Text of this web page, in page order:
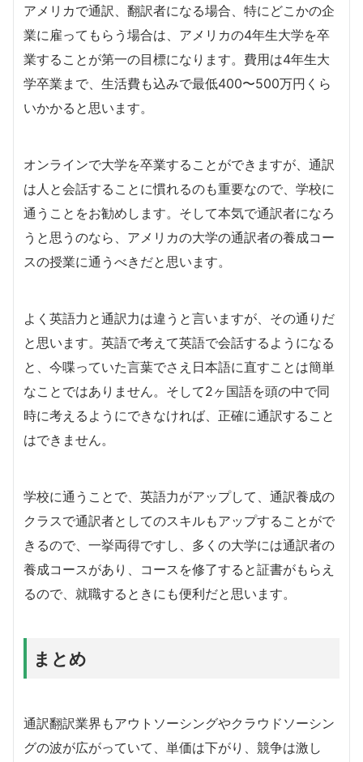
アメリカで通訳、翻訳者になる場合、特にどこかの企
業に雇ってもらう場合は、アメリカの4年生大学を卒
業することが第一の目標になります。費用は4年生大
学卒業まで、生活費も込みで最低400〜500万円くら
いかかると思います。
オンラインで大学を卒業することができますが、通訳
は人と会話することに慣れるのも重要なので、学校に
通うことをお勧めします。そして本気で通訳者になろ
うと思うのなら、アメリカの大学の通訳者の養成コー
スの授業に通うべきだと思います。
よく英語力と通訳力は違うと言いますが、その通りだ
と思います。英語で考えて英語で会話するようになる
と、今喋っていた言葉でさえ日本語に直すことは簡単
なことではありません。そして2ヶ国語を頭の中で同
時に考えるようにできなければ、正確に通訳すること
はできません。
学校に通うことで、英語力がアップして、通訳養成の
クラスで通訳者としてのスキルもアップすることがで
きるので、一挙両得ですし、多くの大学には通訳者の
養成コースがあり、コースを修了すると証書がもらえ
るので、就職するときにも便利だと思います。
まとめ
通訳翻訳業界もアウトソーシングやクラウドソーシン
グの波が広がっていて、単価は下がり、競争は激し